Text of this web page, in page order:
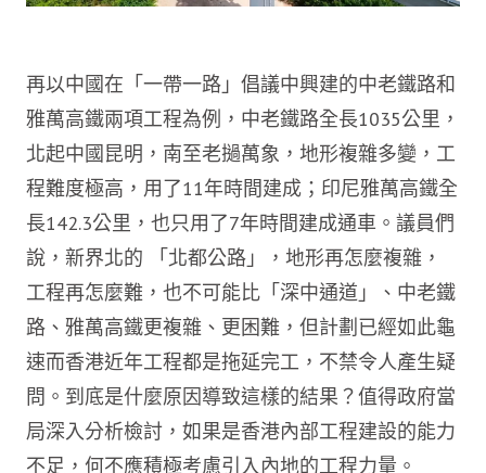
再以中國在「一帶一路」倡議中興建的中老鐵路和
雅萬高鐵兩項工程為例，中老鐵路全長1035公里，
北起中國昆明，南至老撾萬象，地形複雜多變，工
程難度極高，用了11年時間建成；印尼雅萬高鐵全
長142.3公里，也只用了7年時間建成通車。議員們
說，新界北的 「北都公路」，地形再怎麼複雜，
工程再怎麼難，也不可能比「深中通道」、中老鐵
路、雅萬高鐵更複雜、更困難，但計劃已經如此龜
速而香港近年工程都是拖延完工，不禁令人產生疑
問。到底是什麼原因導致這樣的結果？值得政府當
局深入分析檢討，如果是香港內部工程建設的能力
不足，何不應積極考慮引入內地的工程力量。